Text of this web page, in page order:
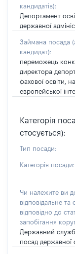
кандидатів):
Депортамент
державної
Займана посада
кандидат):
переможець
директора
фахової освіти,
европейської
Категорія
стосується):
Тип посади:
Категорія посади:
Чи належите ви
відповідальне
відповідно до
запобігання
Державний
посад державної